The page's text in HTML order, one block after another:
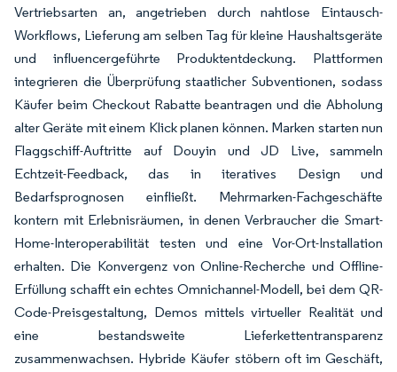
Vertriebsarten an, angetrieben durch nahtlose Eintausch-
Workflows, Lieferung am selben Tag für kleine Haushaltsgeräte
und influencergeführte Produktentdeckung. Plattformen
integrieren die Überprüfung staatlicher Subventionen, sodass
Käufer beim Checkout Rabatte beantragen und die Abholung
alter Geräte mit einem Klick planen können. Marken starten nun
Flaggschiff-Auftritte auf Douyin und JD Live, sammeln
Echtzeit-Feedback, das in iteratives Design und
Bedarfsprognosen einfließt. Mehrmarken-Fachgeschäfte
kontern mit Erlebnisräumen, in denen Verbraucher die Smart-
Home-Interoperabilität testen und eine Vor-Ort-Installation
erhalten. Die Konvergenz von Online-Recherche und Offline-
Erfüllung schafft ein echtes Omnichannel-Modell, bei dem QR-
Code-Preisgestaltung, Demos mittels virtueller Realität und
eine bestandsweite Lieferkettentransparenz
zusammenwachsen. Hybride Käufer stöbern oft im Geschäft,